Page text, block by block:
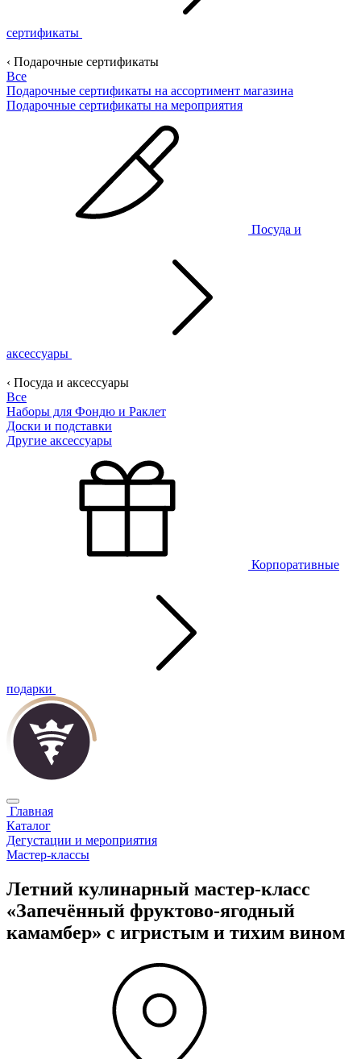
сертификаты
‹ Подарочные сертификаты
Все
Подарочные сертификаты на ассортимент магазина
Подарочные сертификаты на мероприятия
Посуда и
аксессуары
‹ Посуда и аксессуары
Все
Наборы для Фондю и Раклет
Доски и подставки
Другие аксессуары
Корпоративные
подарки
Главная
Каталог
Дегустации и мероприятия
Мастер-классы
Летний кулинарный мастер-класс
«Запечённый фруктово-ягодный
камамбер» с игристым и тихим вином